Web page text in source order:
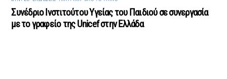
Συνέδριο Ινστιτούτου Υγείας του Παιδιού σε συνεργασία
με το γραφείο της Unicef στην Ελλάδα